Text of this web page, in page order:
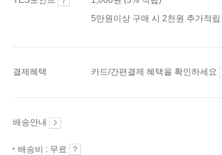
5만원이상 구매 시 2천원 추가적립
결제혜택 카드/간편결제 혜택을 확인하세요
배송안내
배송비 : 무료